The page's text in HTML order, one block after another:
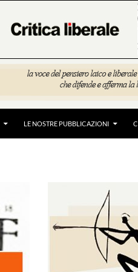
LE NOSTRE PUBBLICAZIONI